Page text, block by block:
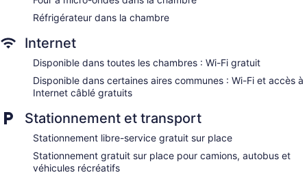
Réfrigérateur dans la chambre
Internet
Disponible dans toutes les chambres : Wi-Fi gratuit
Disponible dans certaines aires communes : Wi-Fi et accès à
Internet câblé gratuits
Stationnement et transport
Stationnement libre-service gratuit sur place
Stationnement gratuit sur place pour camions, autobus et
véhicules récréatifs